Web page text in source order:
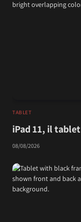
TABLET
iPad 11, il
08/08/2026